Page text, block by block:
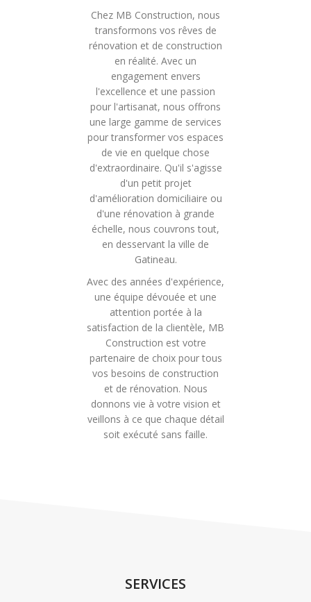
Chez MB Construction, nous
transformons vos rêves de
rénovation et de construction
en réalité. Avec un
engagement envers
l'excellence et une passion
pour l'artisanat, nous offrons
une large gamme de services
pour transformer vos espaces
de vie en quelque chose
d'extraordinaire. Qu'il s'agisse
d'un petit projet
d'amélioration domiciliaire ou
d'une rénovation à grande
échelle, nous couvrons tout,
en desservant la ville de
Gatineau.
Avec des années d'expérience,
une équipe dévouée et une
attention portée à la
satisfaction de la clientèle, MB
Construction est votre
partenaire de choix pour tous
vos besoins de construction
et de rénovation. Nous
donnons vie à votre vision et
veillons à ce que chaque détail
soit exécuté sans faille.
SERVICES